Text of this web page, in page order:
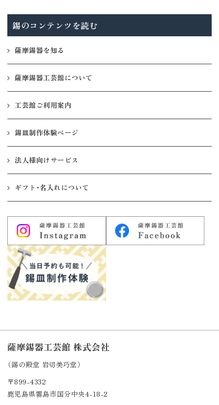
錫のコンテンツを読む
薩摩錫器を知る
薩摩錫器工芸館について
工芸館ご利用案内
錫皿制作体験ページ
法人様向けサービス
ギフト・名入れについて
薩摩錫器工芸館 株式会社
（錫の殿堂 岩切美巧堂）
〒899-4332
鹿児島県霧島市国分中央4-18-2